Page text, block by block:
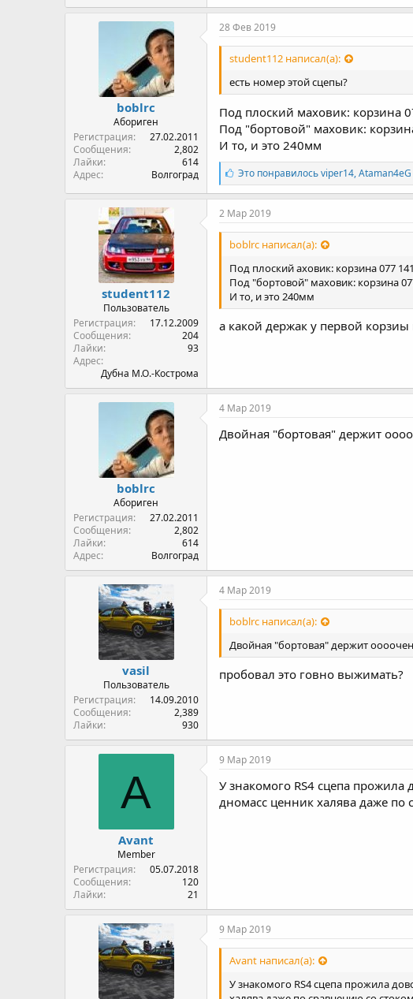
boblrc
Абориген
Регистрация
27.02.2011
Сообщения
2,802
Лайки
614
Адрес
Волгоград
28 Фев 2019
student112 написал(а):
есть номер этой сцепы?
Под плоский маховик: корзина
Под "бортовой" маховик:
И то, и это 240мм
Л
а
й
к
и
:
Это понравилосьviper14,Ataman4eG
student112
Пользователь
Регистрация
17.12.2009
Сообщения
204
Лайки
93
Адрес
Дубна М.О.-Кострома
2 Мар 2019
boblrc написал(а):
Под плоский аховик: корзина 077
Под "бортовой" маховик: корзина
И то, и это 240мм
а какой держак у первой корзиы
boblrc
Абориген
Регистрация
27.02.2011
Сообщения
2,802
Лайки
614
Адрес
Волгоград
4 Мар 2019
Двойная "бортовая" держит
vasil
Пользователь
Регистрация
14.09.2010
Сообщения
2,389
Лайки
930
4 Мар 2019
boblrc написал(а):
Двойная "бортовая" держит
пробовал это говно выжимать?
A
Avant
Member
Регистрация
05.07.2018
Сообщения
120
Лайки
21
9 Мар 2019
У знакомого RS4 сцепа
дномасс ценник халява даже по
9 Мар 2019
Avant написал(а):
У знакомого RS4 сцепа прожила